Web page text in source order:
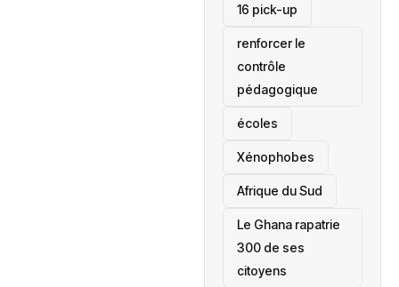
16 pick-up
renforcer le
contrôle
pédagogique
écoles
‎Xénophobes
Afrique du Sud
Le Ghana rapatrie
300 de ses
citoyens